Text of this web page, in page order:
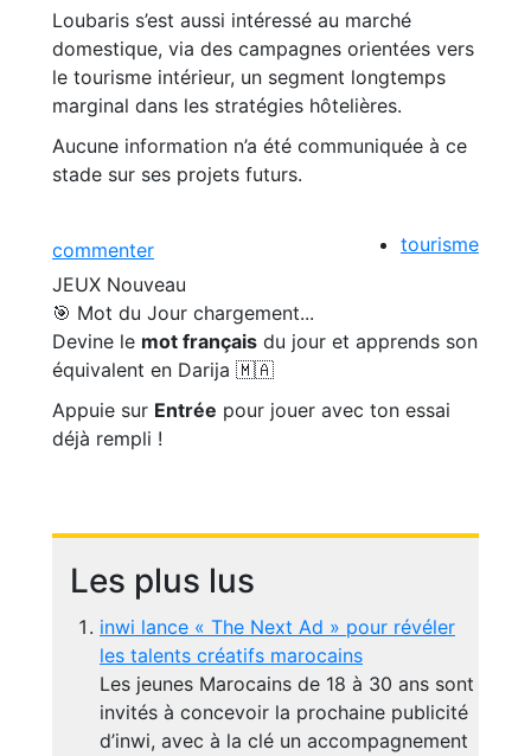
Loubaris s’est aussi intéressé au marché
domestique, via des campagnes orientées vers
le tourisme intérieur, un segment longtemps
marginal dans les stratégies hôtelières.
Aucune information n’a été communiquée à ce
stade sur ses projets futurs.
commenter
tourisme
JEUX Nouveau
🎯 Mot du Jour chargement...
Devine le mot français du jour et apprends son
équivalent en Darija 🇲🇦
Appuie sur Entrée pour jouer avec ton essai
déjà rempli !
Les plus lus
inwi lance « The Next Ad » pour révéler
les talents créatifs marocains
Les jeunes Marocains de 18 à 30 ans sont
invités à concevoir la prochaine publicité
d’inwi, avec à la clé un accompagnement